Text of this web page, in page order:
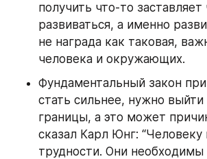
получить что-то заставляет
развиваться, а именно
не награда как таковая,
человека и окружающих.
Фундаментальный закон
стать сильнее, нужно
границы, а это может
сказал Карл Юнг:
трудности. Они необходимы